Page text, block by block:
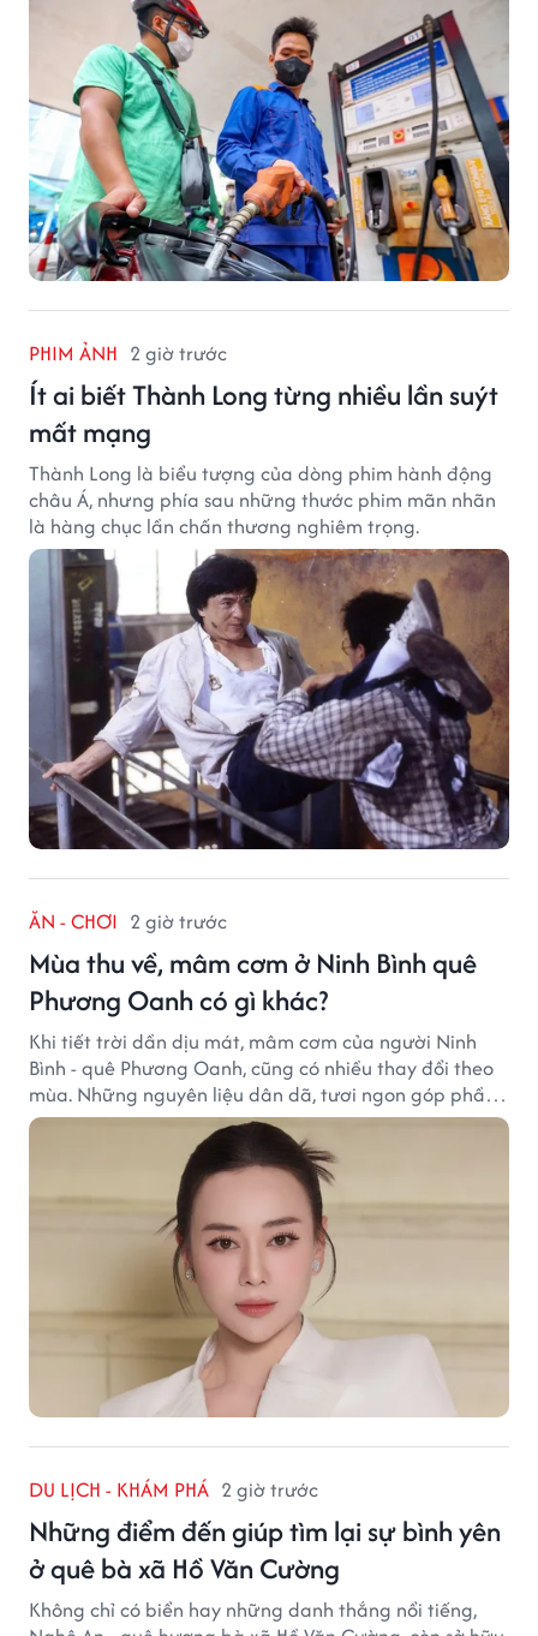
PHIM ẢNH 2 giờ trước
Ít ai biết Thành Long từng nhiều lần suýt
mất mạng
Thành Long là biểu tượng của dòng phim hành động
châu Á, nhưng phía sau những thước phim mãn nhãn
là hàng chục lần chấn thương nghiêm trọng.
ĂN - CHƠI 2 giờ trước
Mùa thu về, mâm cơm ở Ninh Bình quê
Phương Oanh có gì khác?
Khi tiết trời dần dịu mát, mâm cơm của người Ninh
Bình - quê Phương Oanh, cũng có nhiều thay đổi theo
mùa. Những nguyên liệu dân dã, tươi ngon góp phần
tạo nên hương vị bình dị nhưng đầy cuốn hút của vùng
DU LỊCH - KHÁM PHÁ 2 giờ trước
Những điểm đến giúp tìm lại sự bình yên
ở quê bà xã Hồ Văn Cường
Không chỉ có biển hay những danh thắng nổi tiếng,